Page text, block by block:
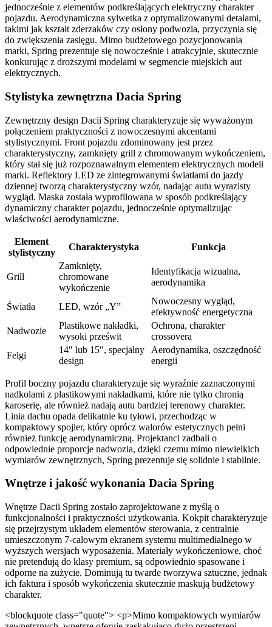
jednocześnie z elementów podkreślających elektryczny charakter
pojazdu. Aerodynamiczna sylwetka z optymalizowanymi detalami,
takimi jak kształt zderzaków czy osłony podwozia, przyczynia się
do zwiększenia zasięgu. Mimo budżetowego pozycjonowania
marki, Spring prezentuje się nowocześnie i atrakcyjnie, skutecznie
konkurując z droższymi modelami w segmencie miejskich aut
elektrycznych.
Stylistyka zewnętrzna Dacia Spring
Zewnętrzny design Dacii Spring charakteryzuje się wyważonym
połączeniem praktyczności z nowoczesnymi akcentami
stylistycznymi. Front pojazdu zdominowany jest przez
charakterystyczny, zamknięty grill z chromowanym wykończeniem,
który stał się już rozpoznawalnym elementem elektrycznych modeli
marki. Reflektory LED ze zintegrowanymi światłami do jazdy
dziennej tworzą charakterystyczny wzór, nadając autu wyrazisty
wygląd. Maska została wyprofilowana w sposób podkreślający
dynamiczny charakter pojazdu, jednocześnie optymalizując
właściwości aerodynamiczne.
Element
stylistyczny
Charakterystyka Funkcja
Grill
Zamknięty,
chromowane
wykończenie
Identyfikacja wizualna,
aerodynamika
Światła LED, wzór „Y”
Nowoczesny wygląd,
efektywność energetyczna
Nadwozie
Plastikowe nakładki,
wysoki prześwit
Ochrona, charakter
crossovera
Felgi
14″ lub 15″, specjalny
design
Aerodynamika, oszczędność
energii
Profil boczny pojazdu charakteryzuje się wyraźnie zaznaczonymi
nadkolami z plastikowymi nakładkami, które nie tylko chronią
karoserię, ale również nadają autu bardziej terenowy charakter.
Linia dachu opada delikatnie ku tyłowi, przechodząc w
kompaktowy spojler, który oprócz walorów estetycznych pełni
również funkcję aerodynamiczną. Projektanci zadbali o
odpowiednie proporcje nadwozia, dzięki czemu mimo niewielkich
wymiarów zewnętrznych, Spring prezentuje się solidnie i stabilnie.
Wnętrze i jakość wykonania Dacia Spring
Wnętrze Dacii Spring zostało zaprojektowane z myślą o
funkcjonalności i praktyczności użytkowania. Kokpit charakteryzuje
się przejrzystym układem elementów sterowania, z centralnie
umieszczonym 7-calowym ekranem systemu multimedialnego w
wyższych wersjach wyposażenia. Materiały wykończeniowe, choć
nie pretendują do klasy premium, są odpowiednio spasowane i
odporne na zużycie. Dominują tu twarde tworzywa sztuczne, jednak
ich faktura i sposób wykończenia skutecznie maskują budżetowy
charakter.
<blockquote class="quote"> <p>Mimo kompaktowych wymiarów